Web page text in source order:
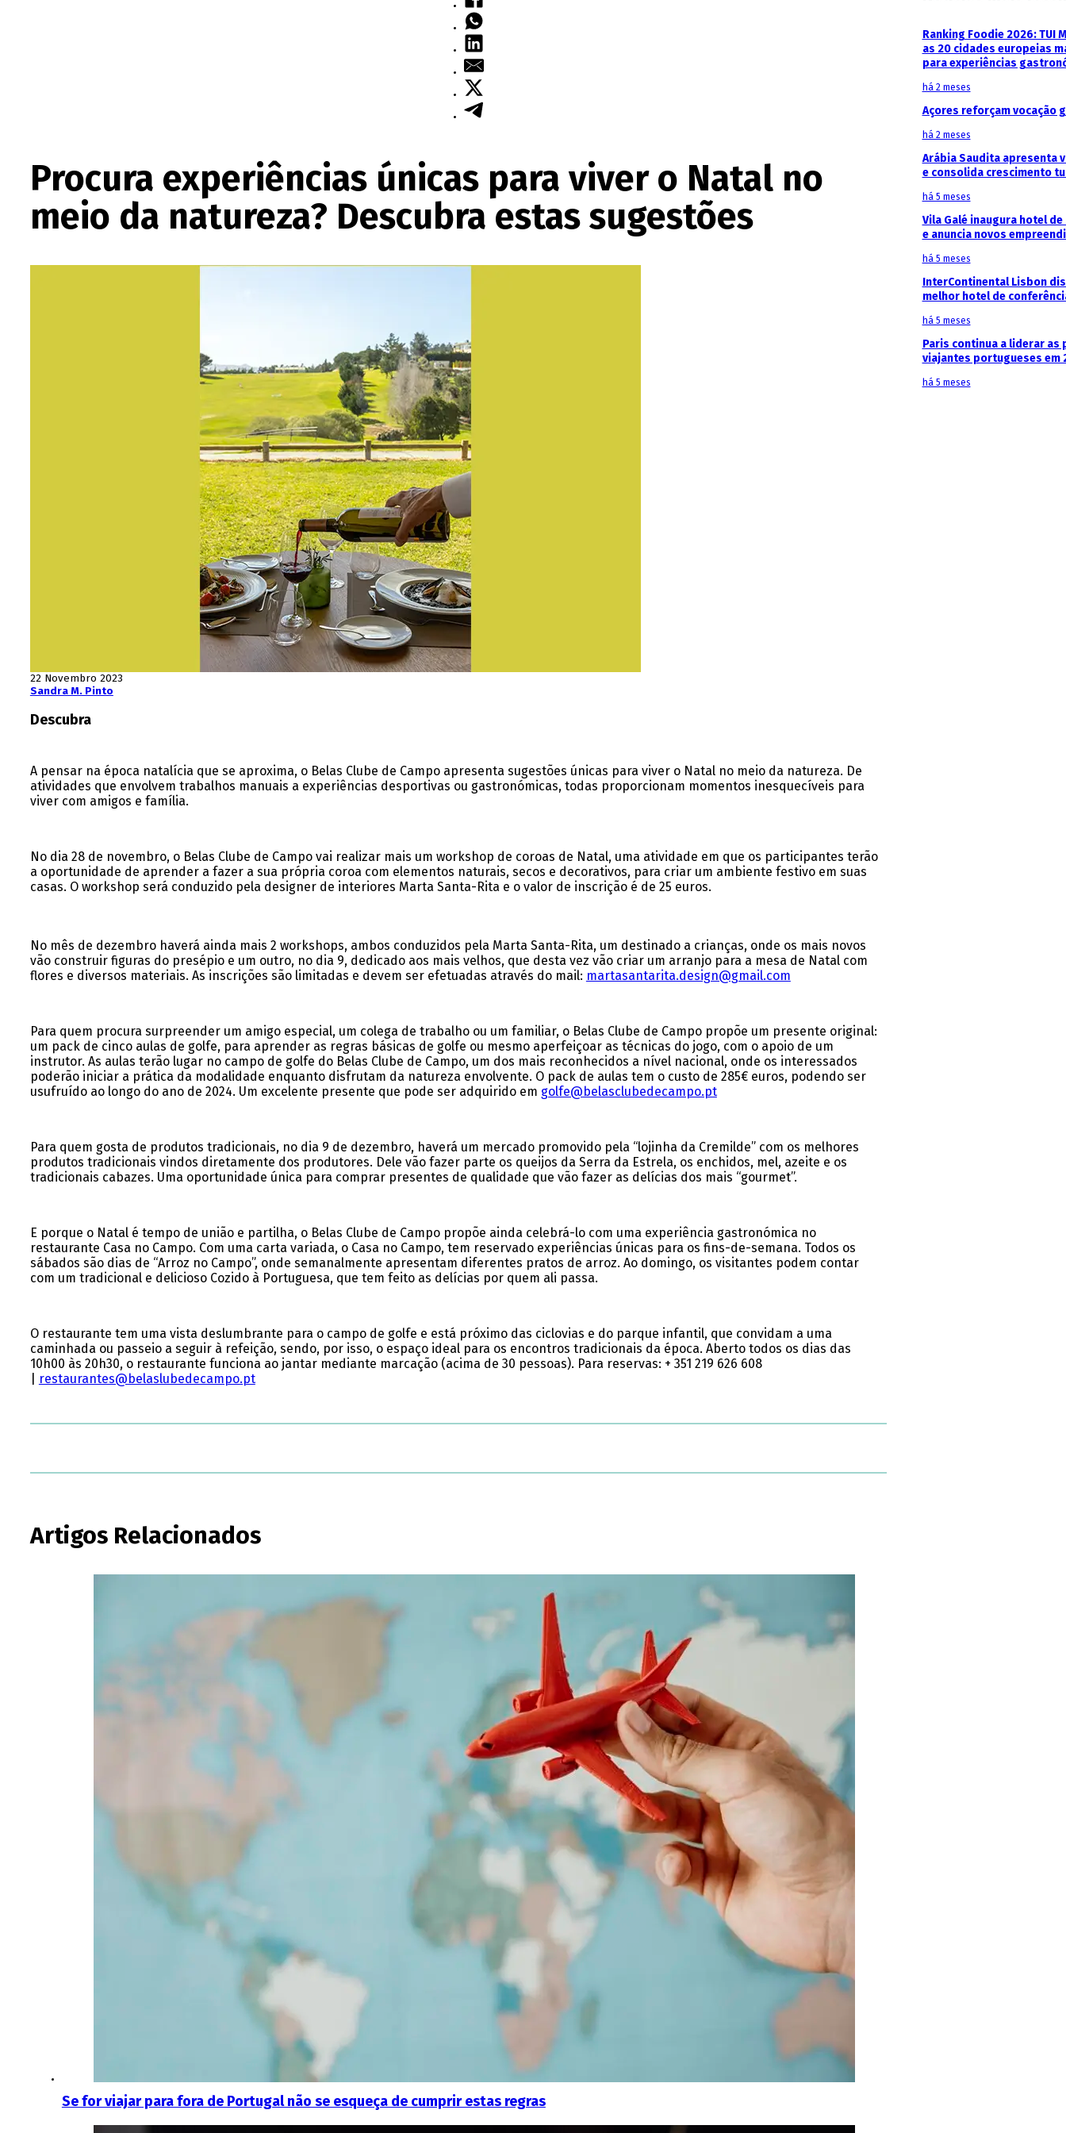
Procura experiências únicas para viver o Natal no
meio da natureza? Descubra estas sugestões
22 Novembro 2023
Sandra M. Pinto
Descubra
A pensar na época natalícia que se aproxima, o Belas Clube de Campo apresenta sugestões únicas para viver o Natal no meio da natureza. De
atividades que envolvem trabalhos manuais a experiências desportivas ou gastronómicas, todas proporcionam momentos inesquecíveis para
viver com amigos e família.
No dia 28 de novembro, o Belas Clube de Campo vai realizar mais um workshop de coroas de Natal, uma atividade em que os participantes terão
a oportunidade de aprender a fazer a sua própria coroa com elementos naturais, secos e decorativos, para criar um ambiente festivo em suas
casas. O workshop será conduzido pela designer de interiores Marta Santa-Rita e o valor de inscrição é de 25 euros.
No mês de dezembro haverá ainda mais 2 workshops, ambos conduzidos pela Marta Santa-Rita, um destinado a crianças, onde os mais novos
vão construir figuras do presépio e um outro, no dia 9, dedicado aos mais velhos, que desta vez vão criar um arranjo para a mesa de Natal com
flores e diversos materiais. As inscrições são limitadas e devem ser efetuadas através do mail: martasantarita.design@gmail.com
Para quem procura surpreender um amigo especial, um colega de trabalho ou um familiar, o Belas Clube de Campo propõe um presente original:
um pack de cinco aulas de golfe, para aprender as regras básicas de golfe ou mesmo aperfeiçoar as técnicas do jogo, com o apoio de um
instrutor. As aulas terão lugar no campo de golfe do Belas Clube de Campo, um dos mais reconhecidos a nível nacional, onde os interessados
poderão iniciar a prática da modalidade enquanto disfrutam da natureza envolvente. O pack de aulas tem o custo de 285€ euros, podendo ser
usufruído ao longo do ano de 2024. Um excelente presente que pode ser adquirido em golfe@belasclubedecampo.pt
Para quem gosta de produtos tradicionais, no dia 9 de dezembro, haverá um mercado promovido pela “lojinha da Cremilde” com os melhores
produtos tradicionais vindos diretamente dos produtores. Dele vão fazer parte os queijos da Serra da Estrela, os enchidos, mel, azeite e os
tradicionais cabazes. Uma oportunidade única para comprar presentes de qualidade que vão fazer as delícias dos mais “gourmet”.
E porque o Natal é tempo de união e partilha, o Belas Clube de Campo propõe ainda celebrá-lo com uma experiência gastronómica no
restaurante Casa no Campo. Com uma carta variada, o Casa no Campo, tem reservado experiências únicas para os fins-de-semana. Todos os
sábados são dias de “Arroz no Campo”, onde semanalmente apresentam diferentes pratos de arroz. Ao domingo, os visitantes podem contar
com um tradicional e delicioso Cozido à Portuguesa, que tem feito as delícias por quem ali passa.
O restaurante tem uma vista deslumbrante para o campo de golfe e está próximo das ciclovias e do parque infantil, que convidam a uma
caminhada ou passeio a seguir à refeição, sendo, por isso, o espaço ideal para os encontros tradicionais da época. Aberto todos os dias das
10h00 às 20h30, o restaurante funciona ao jantar mediante marcação (acima de 30 pessoas). Para reservas: + 351 219 626 608
restaurantes@belaslubedecampo.pt
Artigos Relacionados
Se for viajar para fora de Portugal não se esqueça de cumprir estas regras
Ranking Foodie 2026: TUI
as 20 cidades europeias
para experiências
há 2 meses
Açores reforçam vocação
há 2 meses
Arábia Saudita apresenta
e consolida crescimento
há 5 meses
Vila Galé inaugura hotel de
e anuncia novos
há 5 meses
InterContinental Lisbon
melhor hotel de
há 5 meses
Paris continua a liderar as
viajantes portugueses em
há 5 meses